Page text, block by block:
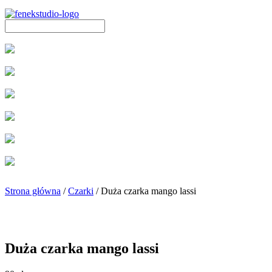
Strona główna /Czarki / Duża czarka mango lassi
Duża czarka mango lassi